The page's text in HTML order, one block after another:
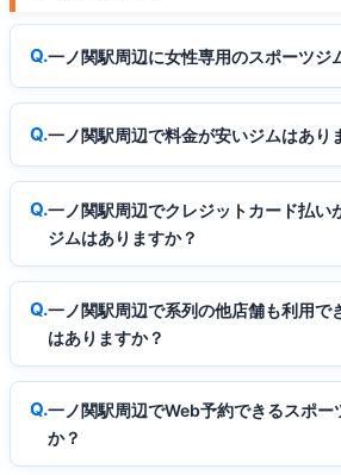
一ノ関駅周辺に女性専用のスポーツジ
一ノ関駅周辺で料金が安いジムはあり
一ノ関駅周辺でクレジットカード払い
ジムはありますか？
一ノ関駅周辺で系列の他店舗も利用で
はありますか？
一ノ関駅周辺でWeb予約できるスポー
か？